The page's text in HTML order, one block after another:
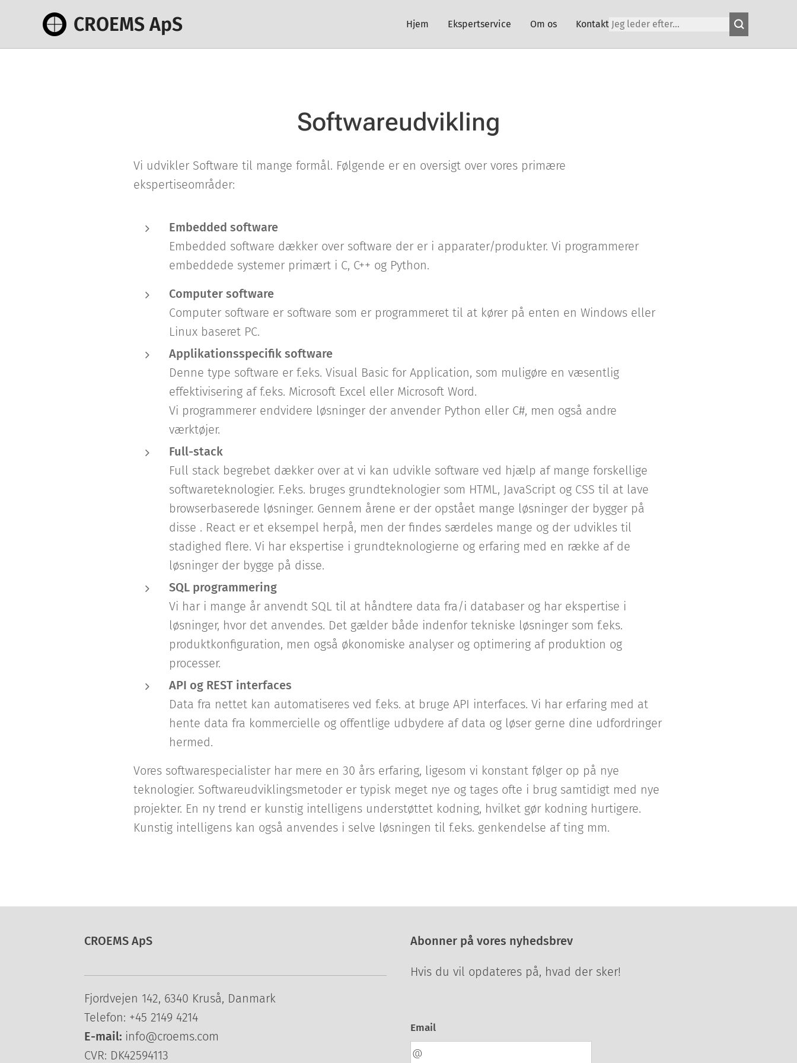
CROEMS ApS Hjem Ekspertservice Om os Kontakt
Softwareudvikling
Vi udvikler Software til mange formål. Følgende er en oversigt over vores primære
ekspertiseområder:
Embedded software
Embedded software dækker over software der er i apparater/produkter. Vi programmerer
embeddede systemer primært i C, C++ og Python.
Computer software
Computer software er software som er programmeret til at kører på enten en Windows eller
Linux baseret PC.
Applikationsspecifik software
Denne type software er f.eks. Visual Basic for Application, som muligøre en væsentlig
effektivisering af f.eks. Microsoft Excel eller Microsoft Word.
Vi programmerer endvidere løsninger der anvender Python eller C#, men også andre
værktøjer.
Full-stack
Full stack begrebet dækker over at vi kan udvikle software ved hjælp af mange forskellige
softwareteknologier. F.eks. bruges grundteknologier som HTML, JavaScript og CSS til at lave
browserbaserede løsninger. Gennem årene er der opstået mange løsninger der bygger på
disse . React er et eksempel herpå, men der findes særdeles mange og der udvikles til
stadighed flere. Vi har ekspertise i grundteknologierne og erfaring med en række af de
løsninger der bygge på disse.
SQL programmering
Vi har i mange år anvendt SQL til at håndtere data fra/i databaser og har ekspertise i
løsninger, hvor det anvendes. Det gælder både indenfor tekniske løsninger som f.eks.
produktkonfiguration, men også økonomiske analyser og optimering af produktion og
processer.
API og REST interfaces
Data fra nettet kan automatiseres ved f.eks. at bruge API interfaces. Vi har erfaring med at
hente data fra kommercielle og offentlige udbydere af data og løser gerne dine udfordringer
hermed.
Vores softwarespecialister har mere en 30 års erfaring, ligesom vi konstant følger op på nye
teknologier. Softwareudviklingsmetoder er typisk meget nye og tages ofte i brug samtidigt med nye
projekter. En ny trend er kunstig intelligens understøttet kodning, hvilket gør kodning hurtigere.
Kunstig intelligens kan også anvendes i selve løsningen til f.eks. genkendelse af ting mm.
CROEMS ApS
Fjordvejen 142, 6340 Kruså, Danmark
Telefon: +45 2149 4214
E-mail: info@croems.com
CVR: DK42594113
Abonner på vores nyhedsbrev
Hvis du vil opdateres på, hvad der sker!
Email